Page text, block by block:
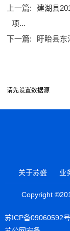
上一篇:
建湖县
项...
下一篇:
盱眙县东
请先设置数据源
关于苏盛 业
Copyright
苏ICP备09060592